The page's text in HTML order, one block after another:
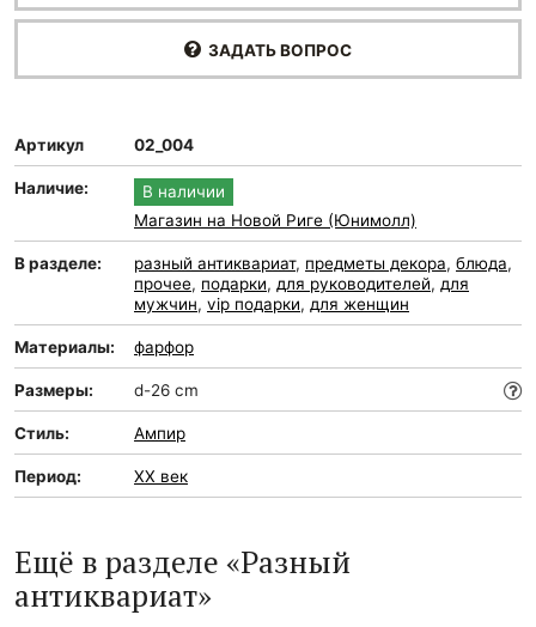
ЗАДАТЬ ВОПРОС
Артикул 02_004
Наличие:
В наличии
Магазин на Новой Риге (Юнимолл)
В разделе: разный антиквариат, предметы декора, блюда,
прочее, подарки, для руководителей, для
мужчин, vip подарки, для женщин
Материалы: фарфор
Размеры: d-26 cm
Стиль: Ампир
Период: XX век
Ещё в разделе «Разный
антиквариат»